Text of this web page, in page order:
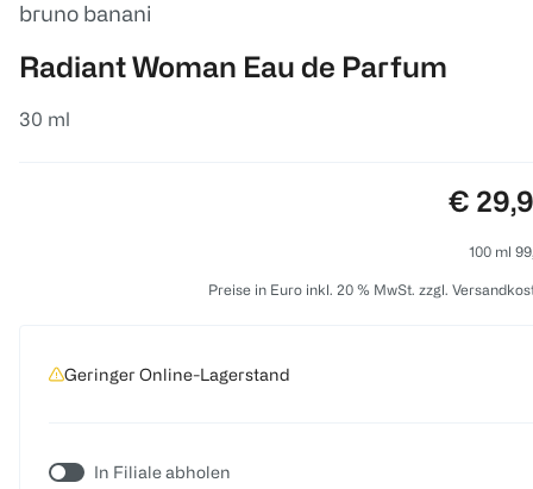
bruno banani
Radiant Woman Eau de Parfum
30 ml
Preis:
€
100 ml
Preise in Euro inkl. 20 % MwSt. zzgl.
Geringer Online-Lagerstand
In Filiale abholen